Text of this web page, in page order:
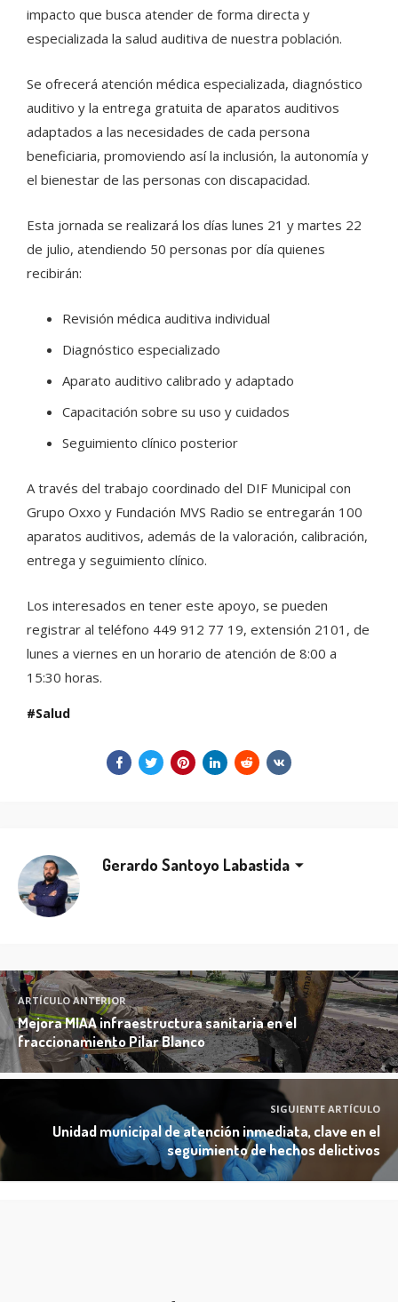
impacto que busca atender de forma directa y
especializada la salud auditiva de nuestra población.
Se ofrecerá atención médica especializada, diagnóstico
auditivo y la entrega gratuita de aparatos auditivos
adaptados a las necesidades de cada persona
beneficiaria, promoviendo así la inclusión, la autonomía y
el bienestar de las personas con discapacidad.
Esta jornada se realizará los días lunes 21 y martes 22
de julio, atendiendo 50 personas por día quienes
recibirán:
Revisión médica auditiva individual
Diagnóstico especializado
Aparato auditivo calibrado y adaptado
Capacitación sobre su uso y cuidados
Seguimiento clínico posterior
A través del trabajo coordinado del DIF Municipal con
Grupo Oxxo y Fundación MVS Radio se entregarán 100
aparatos auditivos, además de la valoración, calibración,
entrega y seguimiento clínico.
Los interesados en tener este apoyo, se pueden
registrar al teléfono 449 912 77 19, extensión 2101, de
lunes a viernes en un horario de atención de 8:00 a
15:30 horas.
Salud
Gerardo Santoyo Labastida
ARTÍCULO ANTERIOR
Mejora MIAA infraestructura sanitaria en el
fraccionamiento Pilar Blanco
SIGUIENTE ARTÍCULO
Unidad municipal de atención inmediata, clave en el
seguimiento de hechos delictivos